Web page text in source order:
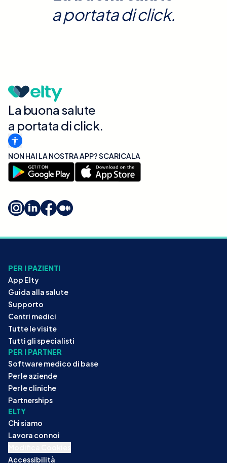
a portata di click.
La buona salute
a portata di click.
NON HAI LA NOSTRA APP? SCARICALA
PER I PAZIENTI
App Elty
Guida alla salute
Supporto
Centri medici
Tutte le visite
Tutti gli specialisti
PER I PARTNER
Software medico di base
Per le aziende
Per le cliniche
Partnerships
ELTY
Chi siamo
Lavora con noi
Accessibilità